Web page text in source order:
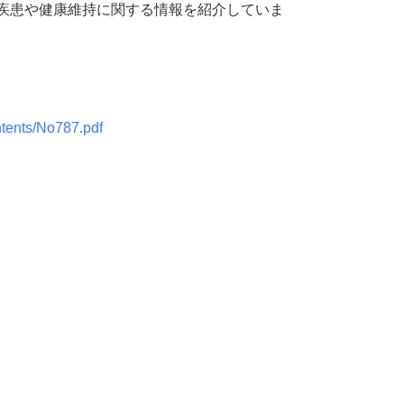
や健康維持に関する情報を紹介していま
No787.pdf